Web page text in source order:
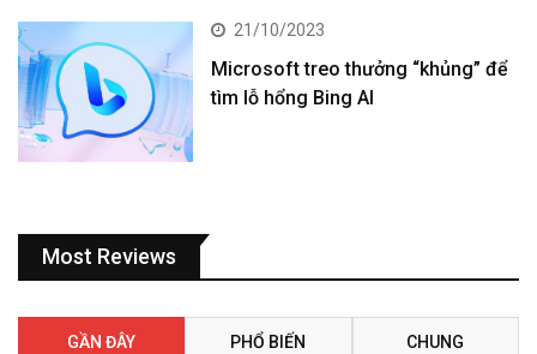
21/10/2023
Microsoft treo thưởng “khủng” để
tìm lỗ hổng Bing AI
Most Reviews
GẦN ĐÂY PHỔ BIẾN CHUNG